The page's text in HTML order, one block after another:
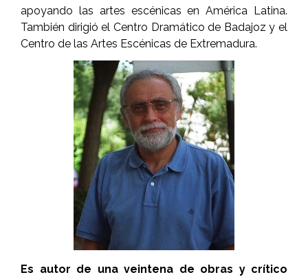
apoyando las artes escénicas en América Latina.
También dirigió el Centro Dramático de Badajoz y el
Centro de las Artes Escénicas de Extremadura.
Es autor de una veintena de obras y crítico